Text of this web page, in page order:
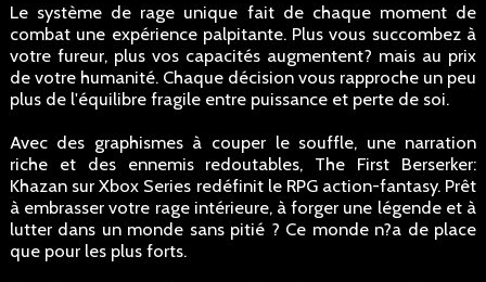
Le système de rage unique fait de chaque moment de
combat une expérience palpitante. Plus vous succombez à
votre fureur, plus vos capacités augmentent? mais au prix
de votre humanité. Chaque décision vous rapproche un peu
plus de l'équilibre fragile entre puissance et perte de soi.
Avec des graphismes à couper le souffle, une narration
riche et des ennemis redoutables, The First Berserker:
Khazan sur Xbox Series redéfinit le RPG action-fantasy. Prêt
à embrasser votre rage intérieure, à forger une légende et à
lutter dans un monde sans pitié ? Ce monde n?a de place
que pour les plus forts.